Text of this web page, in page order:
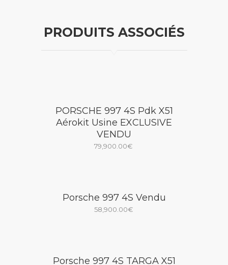
PRODUITS ASSOCIÉS
PORSCHE 997 4S Pdk X51
Aérokit Usine EXCLUSIVE
VENDU
79,900.00€
Porsche 997 4S Vendu
58,900.00€
Porsche 997 4S TARGA X51